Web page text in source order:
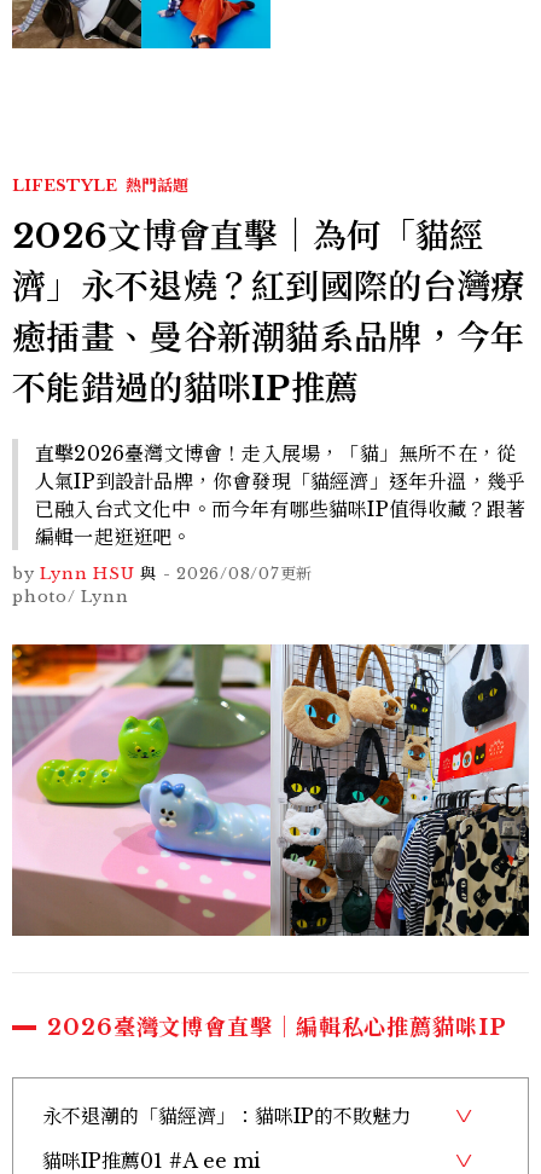
LIFESTYLE 熱門話題
2026文博會直擊｜為何「貓經
濟」永不退燒？紅到國際的台灣療
癒插畫、曼谷新潮貓系品牌，今年
不能錯過的貓咪IP推薦
直擊2026臺灣文博會！走入展場，「貓」無所不在，從
人氣IP到設計品牌，你會發現「貓經濟」逐年升溫，幾乎
已融入台式文化中。而今年有哪些貓咪IP值得收藏？跟著
編輯一起逛逛吧。
by Lynn HSU 與 - 2026/08/07更新
photo/ Lynn
2026臺灣文博會直擊｜編輯私心推薦貓咪IP
永不退潮的「貓經濟」：貓咪IP的不敗魅力
貓咪IP推薦01 #A ee mi